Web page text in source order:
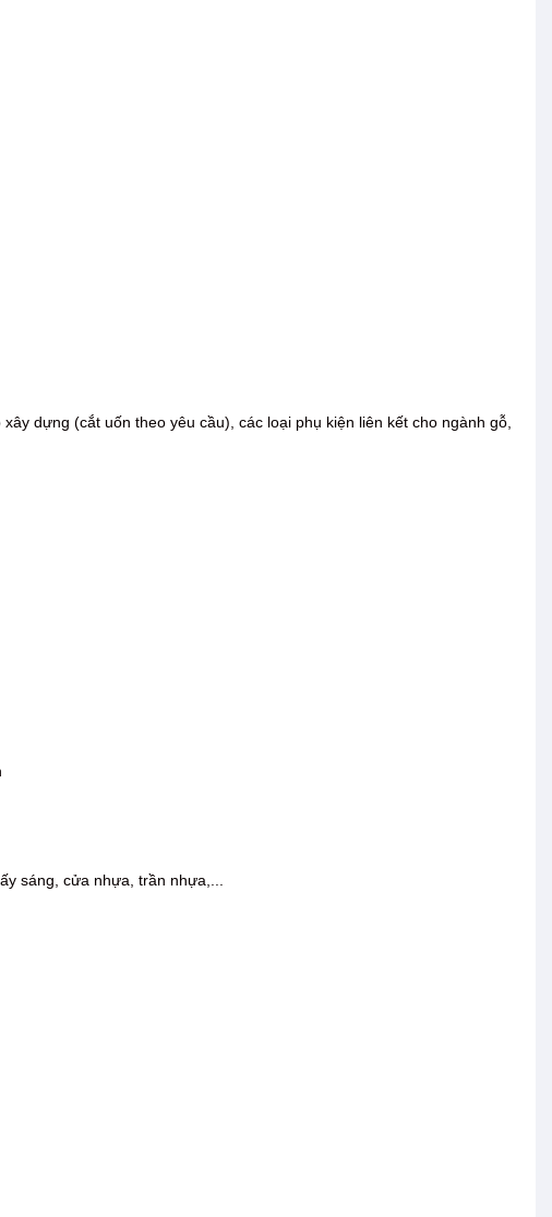
dựng (cắt uốn theo yêu cầu), các loại phụ kiện liên kết cho ngành gỗ,
sáng, cửa nhựa, trần nhựa,...